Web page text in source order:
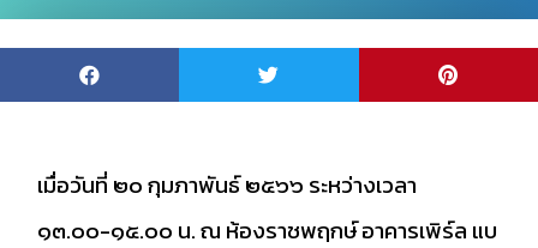
เมื่อวันที่ ๒๐ กุมภาพันธ์ ๒๕๖๖ ระหว่างเวลา
๑๓.๐๐-๑๕.๐๐ น. ณ ห้องราชพฤกษ์ อาคารเพิร์ล แบ